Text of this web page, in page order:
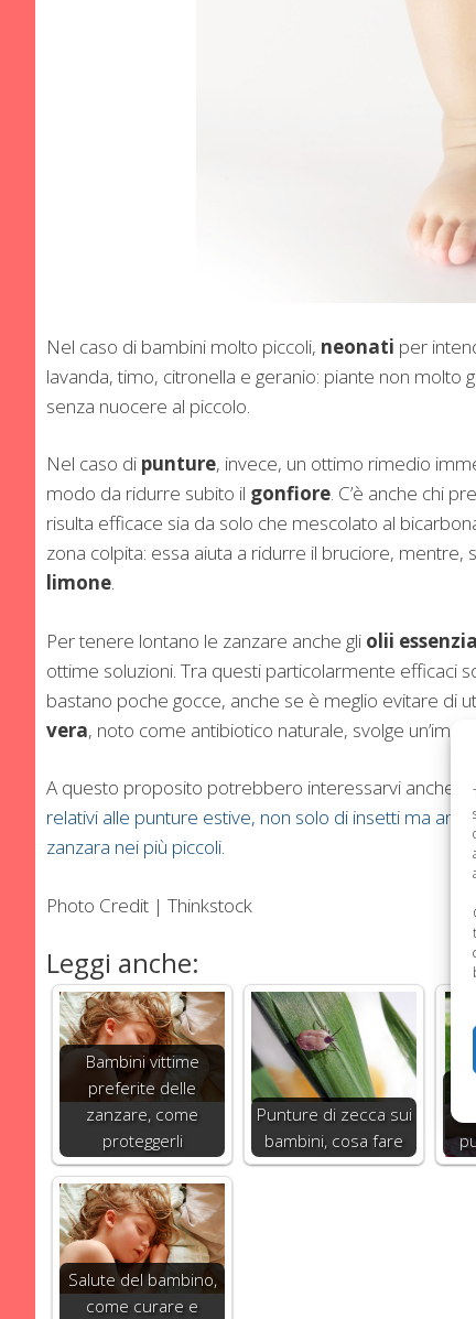
Nel caso di bambini molto piccoli, neonati per
lavanda, timo, citronella e geranio: piante non molto
senza nuocere al piccolo.
Nel caso di punture, invece, un ottimo rimedio
modo da ridurre subito il gonfiore. C’è anche chi
risulta efficace sia da solo che mescolato al
zona colpita: essa aiuta a ridurre il bruciore,
limone.
Per tenere lontano le zanzare anche gli olii
ottime soluzioni. Tra questi particolarmente efficaci
bastano poche gocce, anche se è meglio evitare di
vera, noto come antibiotico naturale, svolge
A questo proposito potrebbero interessarvi anche i
relativi alle punture estive, non solo di insetti ma
zanzara nei più piccoli.
Photo Credit | Thinkstock
Leggi anche:
Bambini vittime
preferite delle
zanzare, come
proteggerli
Punture di zecca sui
bambini, cosa fare
Salute del bambino,
come curare e